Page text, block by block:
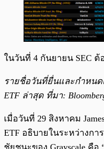
ในวันที่ 4 กันยายน SEC ต้
รายชื่อวันที่ยื่นและกำหนด
ETF ล่าสุด ที่มา:
เมื่อวันที่ 29 สิงหาคม
ETF อธิบายในระหว่างกา
ชัยชนะของ Grayscale คื